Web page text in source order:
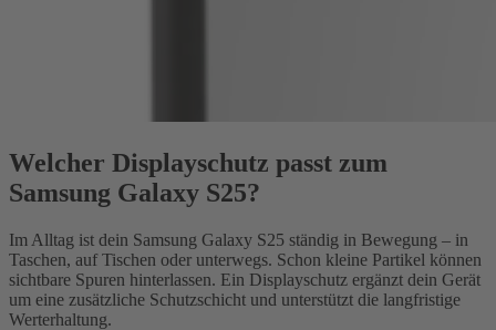
Welcher Displayschutz passt zum
Samsung Galaxy S25?
Im Alltag ist dein Samsung Galaxy S25 ständig in Bewegung – in
Taschen, auf Tischen oder unterwegs. Schon kleine Partikel können
sichtbare Spuren hinterlassen. Ein Displayschutz ergänzt dein Gerät
um eine zusätzliche Schutzschicht und unterstützt die langfristige
Werterhaltung.